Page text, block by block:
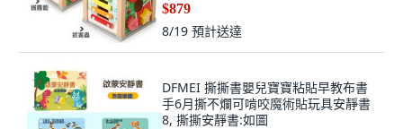
$879
8/19 預計送達
DFMEI 撕撕書嬰兒寶寶粘貼早教布書
手6月撕不爛可啃咬魔術貼玩具安靜書
8, 撕撕安靜書:如圖